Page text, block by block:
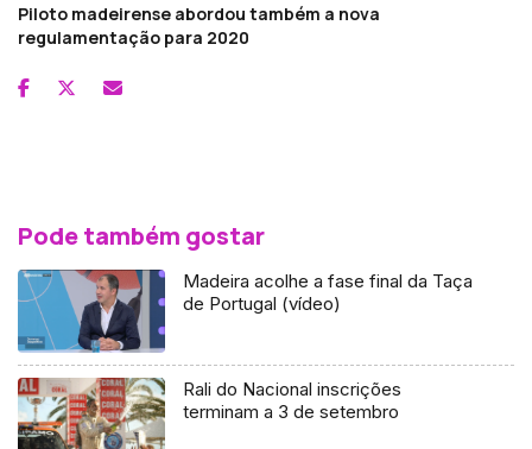
Piloto madeirense abordou também a nova
regulamentação para 2020
Pode também gostar
Madeira acolhe a fase final da Taça
de Portugal (vídeo)
Rali do Nacional inscrições
terminam a 3 de setembro